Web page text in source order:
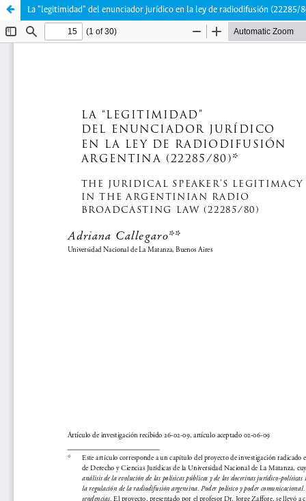
La "legitimidad" del enunciador jurídico en la ley de radiodifusión (22285/